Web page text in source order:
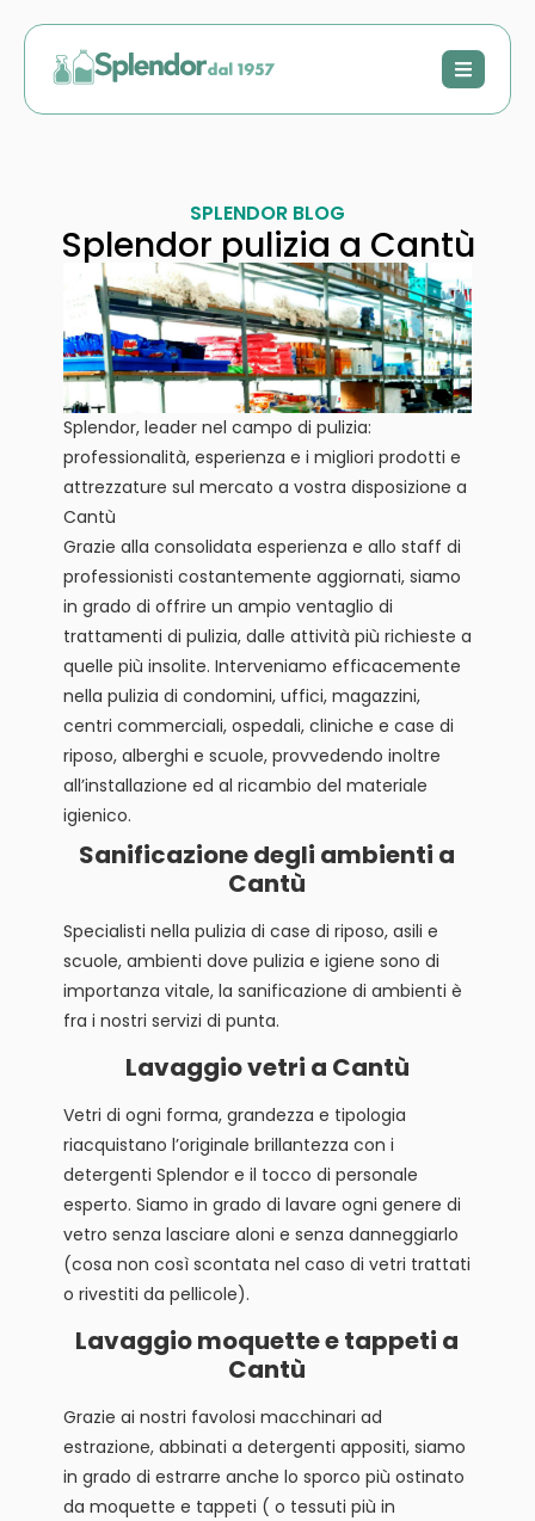
SPLENDOR BLOG
Splendor pulizia a Cantù
Splendor, leader nel campo di pulizia:
professionalità, esperienza e i migliori prodotti e
attrezzature sul mercato a vostra disposizione a
Cantù
Grazie alla consolidata esperienza e allo staff di
professionisti costantemente aggiornati, siamo
in grado di offrire un ampio ventaglio di
trattamenti di pulizia, dalle attività più richieste a
quelle più insolite. Interveniamo efficacemente
nella pulizia di condomini, uffici, magazzini,
centri commerciali, ospedali, cliniche e case di
riposo, alberghi e scuole, provvedendo inoltre
all’installazione ed al ricambio del materiale
igienico.
Sanificazione degli ambienti a
Cantù
Specialisti nella pulizia di case di riposo, asili e
scuole, ambienti dove pulizia e igiene sono di
importanza vitale, la sanificazione di ambienti è
fra i nostri servizi di punta.
Lavaggio vetri a Cantù
Vetri di ogni forma, grandezza e tipologia
riacquistano l’originale brillantezza con i
detergenti Splendor e il tocco di personale
esperto. Siamo in grado di lavare ogni genere di
vetro senza lasciare aloni e senza danneggiarlo
(cosa non così scontata nel caso di vetri trattati
o rivestiti da pellicole).
Lavaggio moquette e tappeti a
Cantù
Grazie ai nostri favolosi macchinari ad
estrazione, abbinati a detergenti appositi, siamo
in grado di estrarre anche lo sporco più ostinato
da moquette e tappeti ( o tessuti più in